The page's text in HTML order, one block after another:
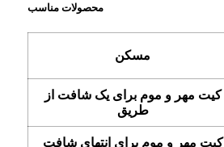
محصولات مناسب
مسکن
کیت مهر و موم برای یک شافت از
طریق
کیت مهر و موم برای انتهای شافت